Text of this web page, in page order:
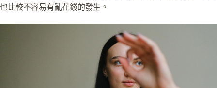
也比較不容易有亂花錢的發生。